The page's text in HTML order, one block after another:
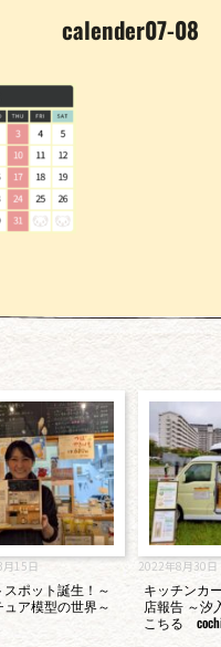
calender07-08
15日
スポット誕生！～
ュア模型の世界～
2022年8月30日
キッチンカ
店報告 ～汐
こちる